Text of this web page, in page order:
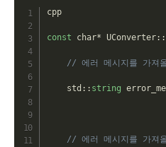
cpp
const char* UConverter::
// 에러 메시지를 가져
std :: string
// 에러 메시지를 가져